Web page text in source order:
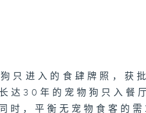
1073集 屋邨篮球
场如何成为青年的
梦想舞台？
只进入的食肆牌照，获
达30年的宠物狗只入餐
时，平衡无宠物食客的需